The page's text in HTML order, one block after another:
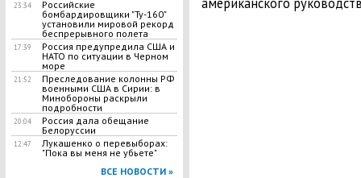
23:34
Российские
бомбардировщики "Ту-160"
установили мировой рекорд
беспрерывного полета
17:39
Россия предупредила США и
НАТО по ситуации в Черном
море
21:52
Преследование колонны РФ
военными США в Сирии: в
Минобороны раскрыли
подробности
20:04
Россия дала обещание
Белоруссии
12:47
​Лукашенко о перевыборах:
"Пока вы меня не убьете"
ВСЕ НОВОСТИ »